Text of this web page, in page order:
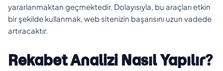
yararlanmaktan geçmektedir. Dolayısıyla, bu araçları etkin
bir şekilde kullanmak, web sitenizin başarısını uzun vadede
artıracaktır.
Rekabet Analizi Nasıl Yapılır?